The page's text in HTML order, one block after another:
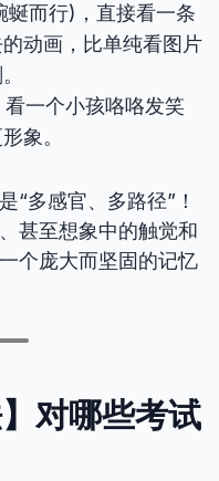
蜒而行)，直接看一条
动画，比单纯看图片
一个小孩咯咯发笑
象。
“多感官、多路径”！
甚至想象中的触觉和
个庞大而坚固的记忆
对哪些考试